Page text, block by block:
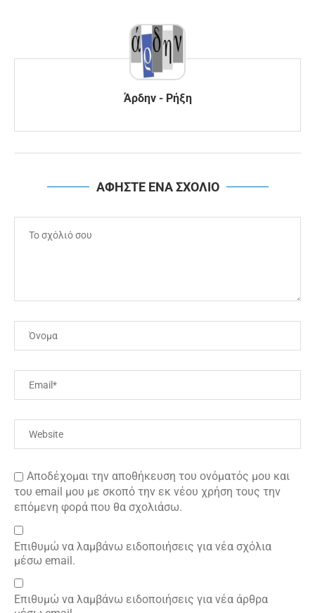
Άρδην - Ρήξη
ΑΦΗΣΤΕ ΕΝΑ ΣΧΟΛΙΟ
Αποδέχομαι την αποθήκευση του ονόματός μου και
του email μου με σκοπό την εκ νέου χρήση τους την
επόμενη φορά που θα σχολιάσω.
Επιθυμώ να λαμβάνω ειδοποιήσεις για νέα σχόλια
μέσω email.
Επιθυμώ να λαμβάνω ειδοποιήσεις για νέα άρθρα